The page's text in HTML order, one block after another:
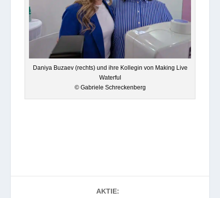
Daniya Buzaev (rechts) und ihre Kol­le­gin von Making Live
Waterful
© Gabriele Schreckenberg
AKTIE: